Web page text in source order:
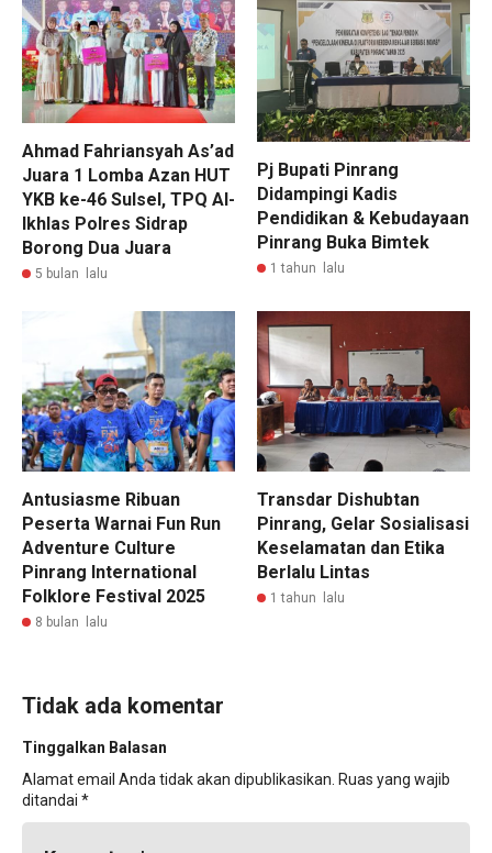
Ahmad Fahriansyah As’ad
Juara 1 Lomba Azan HUT
YKB ke-46 Sulsel, TPQ Al-
Ikhlas Polres Sidrap
Borong Dua Juara
5 bulan lalu
Pj Bupati Pinrang
Didampingi Kadis
Pendidikan & Kebudayaan
Pinrang Buka Bimtek
1 tahun lalu
Antusiasme Ribuan
Peserta Warnai Fun Run
Adventure Culture
Pinrang International
Folklore Festival 2025
8 bulan lalu
Transdar Dishubtan
Pinrang, Gelar Sosialisasi
Keselamatan dan Etika
Berlalu Lintas
1 tahun lalu
Tidak ada komentar
Tinggalkan Balasan
Alamat email Anda tidak akan dipublikasikan. Ruas yang wajib
ditandai *